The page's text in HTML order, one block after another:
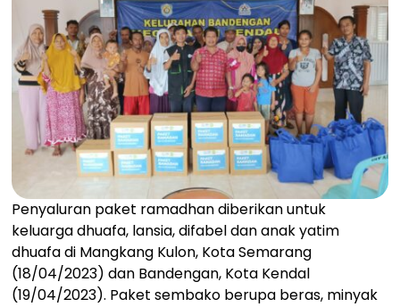
Penyaluran paket ramadhan diberikan untuk
keluarga dhuafa, lansia, difabel dan anak yatim
dhuafa di Mangkang Kulon, Kota Semarang
(18/04/2023) dan Bandengan, Kota Kendal
(19/04/2023). Paket sembako berupa beras, minyak